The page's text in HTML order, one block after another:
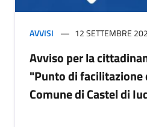
AVVISI 12 SETTEMBRE
Avviso per la
"Punto di
Comune di Castel di